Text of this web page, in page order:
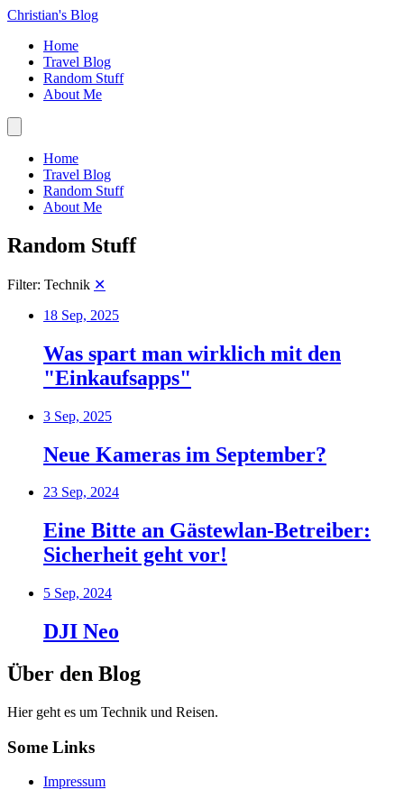
Christian's Blog
Home
Travel Blog
Random Stuff
About Me
Home
Travel Blog
Random Stuff
About Me
Random Stuff
Filter: Technik ✕
18 Sep, 2025
Was spart man wirklich mit den
"Einkaufsapps"
3 Sep, 2025
Neue Kameras im September?
23 Sep, 2024
Eine Bitte an Gästewlan-Betreiber:
Sicherheit geht vor!
5 Sep, 2024
DJI Neo
Über den Blog
Hier geht es um Technik und Reisen.
Some Links
Impressum